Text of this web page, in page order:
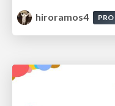
hiroramos4
PRO